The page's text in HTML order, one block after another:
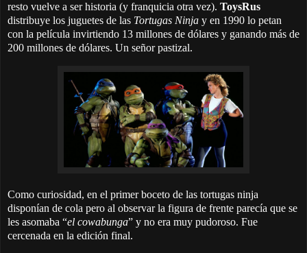
resto vuelve a ser historia (y franquicia otra vez). ToysRus
distribuye los juguetes de las Tortugas Ninja y en 1990 lo petan
con la película invirtiendo 13 millones de dólares y ganando más de
200 millones de dólares. Un señor pastizal.
Como curiosidad, en el primer boceto de las tortugas ninja
disponían de cola pero al observar la figura de frente parecía que se
les asomaba “el cowabunga” y no era muy pudoroso. Fue
cercenada en la edición final.